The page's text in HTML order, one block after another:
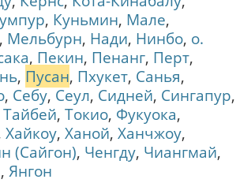
, Куньмин, Мале,
, Мельбурн, Нади, Нинбо, о.
, Пекин, Пенанг, Перт,
, Пусан, Пхукет, Санья,
, Себу, Сеул, Сидней, Сингапур,
Тайбей, Токио, Фукуока,
Хайкоу, Ханой, Ханчжоу,
(Сайгон), Ченгду, Чиангмай,
, Янгон